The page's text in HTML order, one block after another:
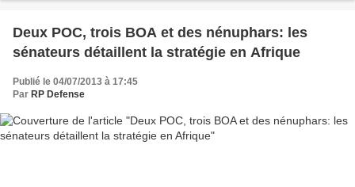
Deux POC, trois BOA et des nénuphars: les
sénateurs détaillent la stratégie en Afrique
Publié le 04/07/2013 à 17:45
Par RP Defense